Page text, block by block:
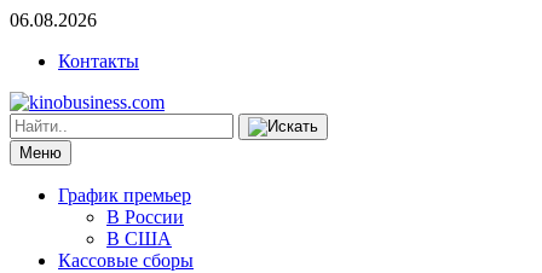
06.08.2026
Контакты
Меню
График премьер
В России
В США
Кассовые сборы